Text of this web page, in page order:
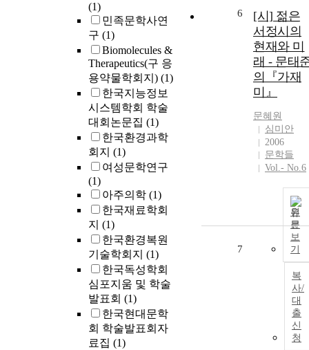
(1)
민족문학사연
구 (1)
Biomolecules &
Therapeutics(구 응
용약물학회지) (1)
한국지능정보
시스템학회 학술
대회논문집 (1)
한국환경과학
회지 (1)
여성문학연구
(1)
아주의학 (1)
한국재료학회
지 (1)
한국환경복원
기술학회지 (1)
한국독성학회
심포지움 및 학술
발표회 (1)
한국현대문학
회 학술발표회자
료집 (1)
6
[시] 젊은
서정시의
현재와 미
래 - 문태
의『가재
미』
문혜원
심미안
2006
문학들
Vol.- No.6
원
문
보
기
복
사/
대
출
신
청
7